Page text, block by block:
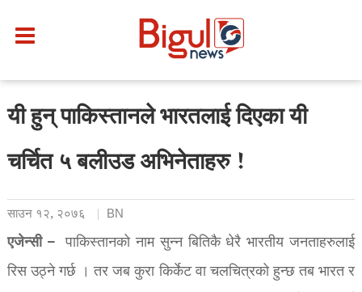
यी हुन् पाकिस्तानले भारतलाई दिएका यी
चर्चित ५ बलीउड अभिनेताहरु !
साउन १२, २०७६ BN
एजेन्सी –पाकिस्तानको नाम सुन्न बितिकै धेरै भारतीय जनताहरुलाई
रिस उठ्ने गर्छ । तर जब कुरा किर्केट वा चलचित्रको हुन्छ तब भारत र